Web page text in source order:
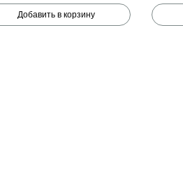
Добавить в корзину